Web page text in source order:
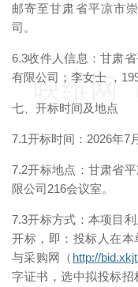
邮寄至甘肃省平凉市
司。
6.3收件人信息：甘肃
有限公司；李女士 ，
七、开标时间及地点
7.1开标时间：2026年7
7.2开标地点：甘肃省
限公司216会议室。
7.3开标方式：本项目
开标，即：投标人在
与采购网（ http://
字证书，选中拟投标
映维网